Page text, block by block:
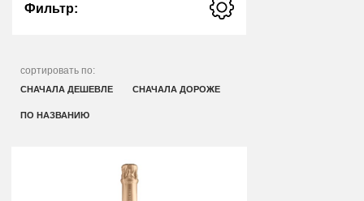
Фильтр:
сортировать по:
СНАЧАЛА ДЕШЕВЛЕ СНАЧАЛА ДОРОЖЕ
ПО НАЗВАНИЮ